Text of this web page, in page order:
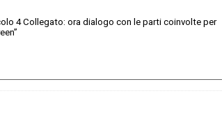
4 Collegato: ora dialogo con le parti coinvolte per